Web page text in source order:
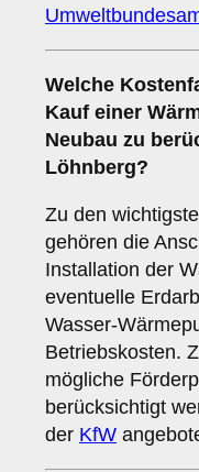
Welche
Kauf einer
Neubau zu
Löhnberg?
Zu den
gehören die
Installation der
eventuelle
Wasser-
Betriebskosten.
mögliche
berücksichtigt
der KfW